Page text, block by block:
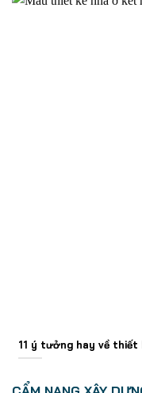
11 ý tưởng hay về thiết